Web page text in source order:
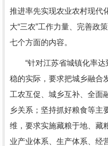
推进率先实现农业农村现代
大“三农”工作力量、完善政
七个方面的内容。
“针对江苏省城镇化率达
稳的实际，要求把城乡融合
工农互促、城乡互补、全面
乡关系；坚持抓好粮食等主
维，要求实施藏粮于地、藏
业产业体系、生产体系、经